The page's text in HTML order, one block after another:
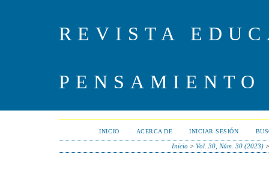
REVISTA
PENSAMIENTO
INICIO ACERCA DE INICIAR SESIÓN
Inicio >Vol. 30, Núm. 30 (2023)